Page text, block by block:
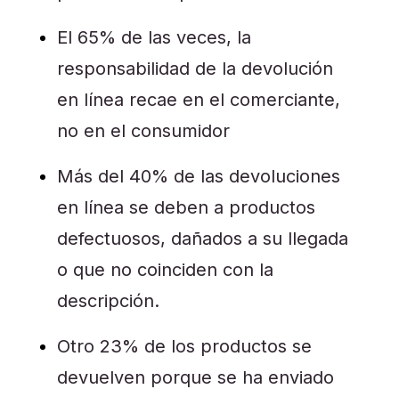
El 65% de las veces, la
responsabilidad de la devolución
en línea recae en el comerciante,
no en el consumidor
Más del 40% de las devoluciones
en línea se deben a productos
defectuosos, dañados a su llegada
o que no coinciden con la
descripción.
Otro 23% de los productos se
devuelven porque se ha enviado